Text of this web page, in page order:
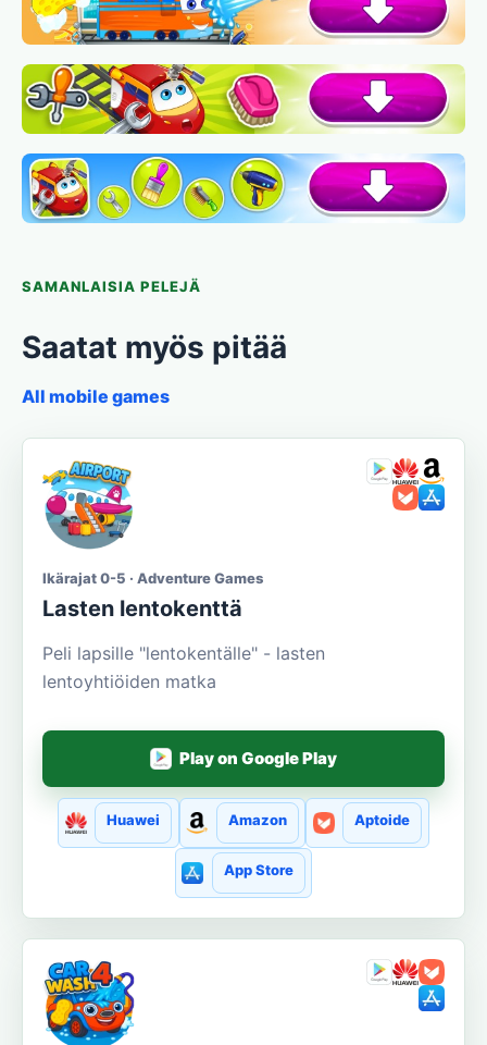
SAMANLAISIA PELEJÄ
Saatat myös pitää
All mobile games
Ikärajat 0-5 · Adventure Games
Lasten lentokenttä
Peli lapsille "lentokentälle" - lasten
lentoyhtiöiden matka
Play on Google Play
Huawei Amazon Aptoide
App Store